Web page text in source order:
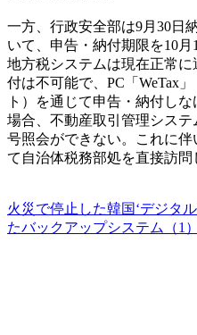
一方、行政安全部は9月30日
いて、申告・納付期限を10月
地方税システムは現在正常
付は不可能で、PC「WeTax
ト）を通じて申告・納付し
場合、不動産取引管理シス
号照会ができない。これに
て自治体税務部処を直接訪問
火災で停止した韓国‘デジタ
たバックアップシステム（1）